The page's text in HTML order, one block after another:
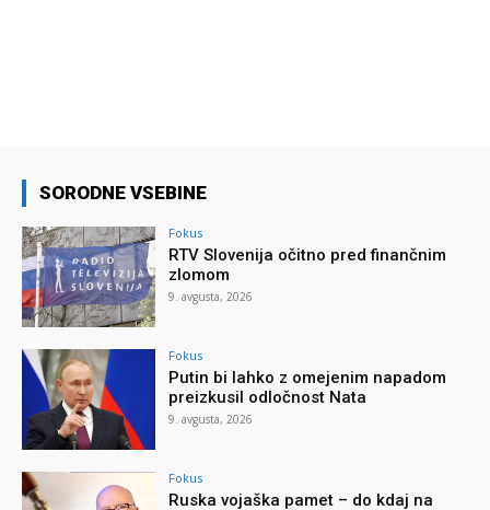
SORODNE VSEBINE
Fokus
RTV Slovenija očitno pred finančnim
zlomom
9. avgusta, 2026
Fokus
Putin bi lahko z omejenim napadom
preizkusil odločnost Nata
9. avgusta, 2026
Fokus
Ruska vojaška pamet – do kdaj na